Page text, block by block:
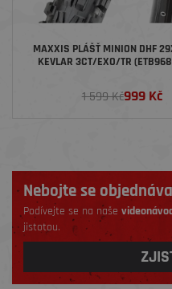
MAXXIS PLÁŠŤ MINION DHF
KEVLAR 3CT/EXO/TR
1 599 Kč999 Kč
Nebojte se
Podívejte se na naše
jistotou.